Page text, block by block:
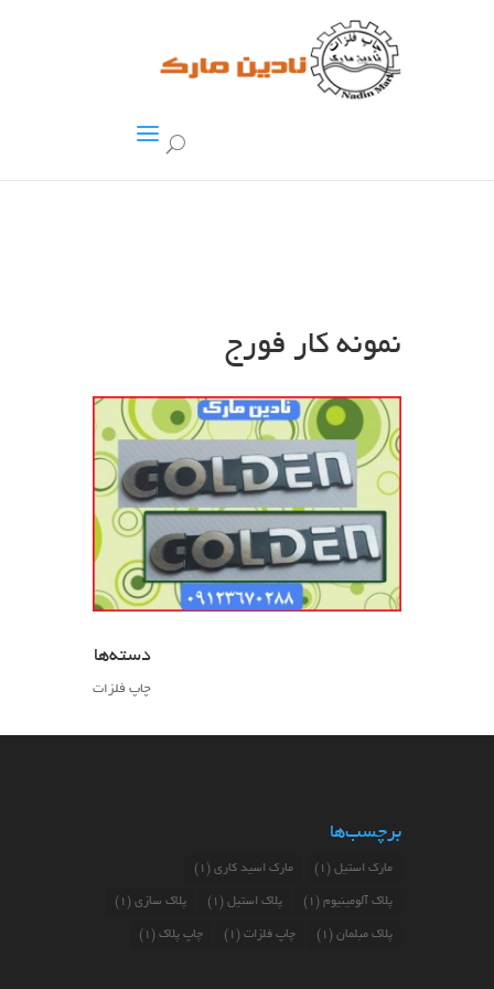
نمونه کار فورج
دسته‌ها
چاپ فلزات
برچسب‌ها
مارک استیل (1) مارک اسید کاری (1)
پلاک آلومینیوم (1) پلاک استیل (1) پلاک سازی (1)
پلاک مبلمان (1) چاپ فلزات (1) چاپ پلاک (1)